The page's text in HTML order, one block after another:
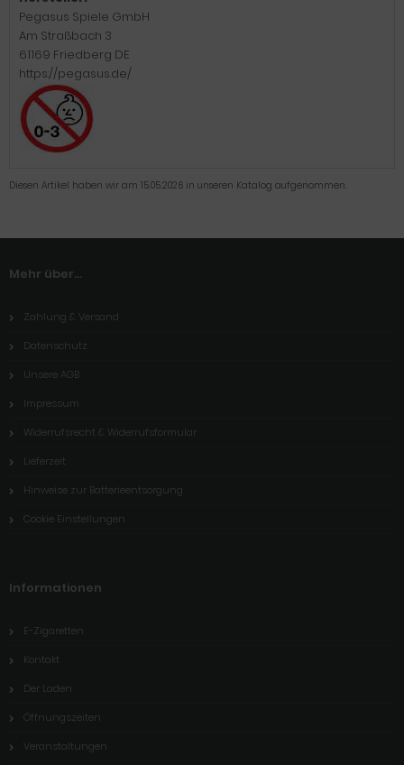
Pegasus Spiele GmbH
Am Straßbach 3
61169 Friedberg DE
https://pegasus.de/
Diesen Artikel haben wir am 15.05.2026 in unseren Katalog aufgenommen.
Mehr über...
Zahlung & Versand
Datenschutz
Unsere AGB
Impressum
Widerrufsrecht & Widerrufsformular
Lieferzeit
Hinweise zur Batterieentsorgung
Cookie Einstellungen
Informationen
E-Zigaretten
Kontakt
Der Laden
Öffnungszeiten
Veranstaltungen